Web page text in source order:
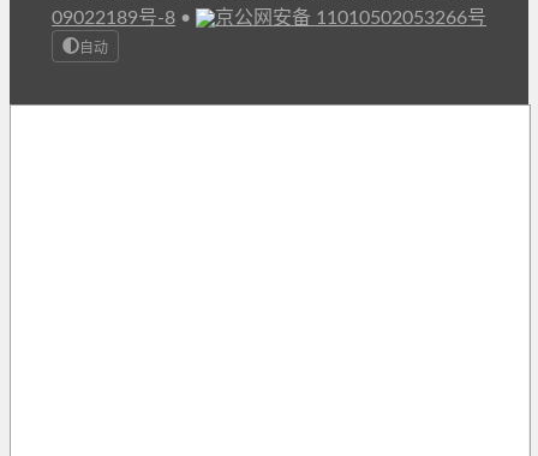
09022189号-8 • 京公网安备 11010502053266号
自动